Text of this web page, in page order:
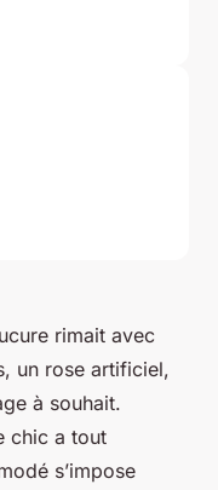
rimait avec
un rose artificiel,
à souhait.
chic a tout
s’impose